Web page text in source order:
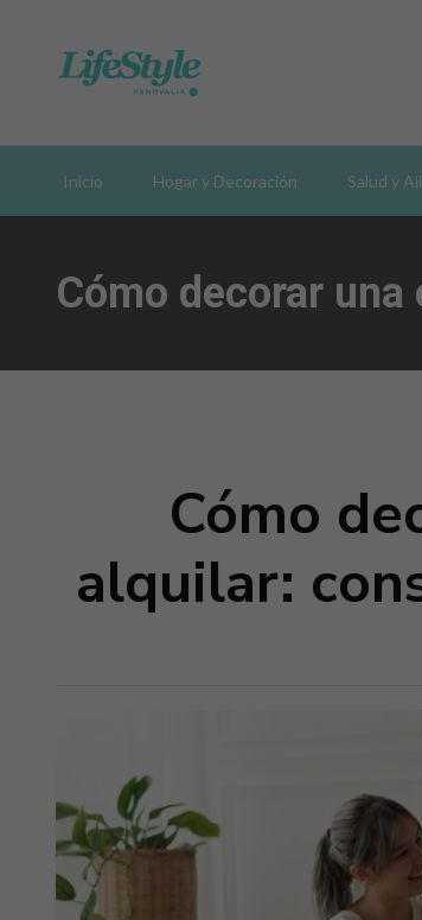
Inicio Hogar y Decoración Salud y
Cómo decorar
Cómo
alquilar: